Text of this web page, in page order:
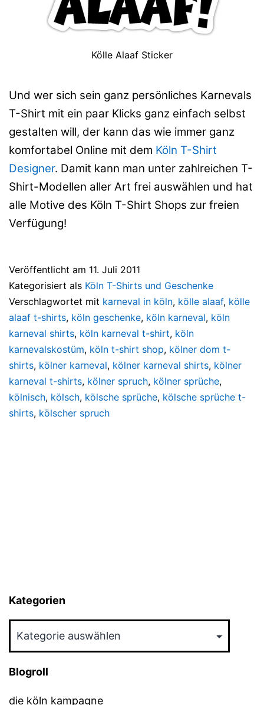
Kölle Alaaf Sticker
Und wer sich sein ganz persönliches Karnevals
T-Shirt mit ein paar Klicks ganz einfach selbst
gestalten will, der kann das wie immer ganz
komfortabel Online mit dem Köln T-Shirt
Designer. Damit kann man unter zahlreichen T-
Shirt-Modellen aller Art frei auswählen und hat
alle Motive des Köln T-Shirt Shops zur freien
Verfügung!
Veröffentlicht am 11. Juli 2011
Kategorisiert als Köln T-Shirts und Geschenke
Verschlagwortet mit karneval in köln, kölle alaaf, kölle
alaaf t-shirts, köln geschenke, köln karneval, köln
karneval shirts, köln karneval t-shirt, köln
karnevalskostüm, köln t-shirt shop, kölner dom t-
shirts, kölner karneval, kölner karneval shirts, kölner
karneval t-shirts, kölner spruch, kölner sprüche,
kölnisch, kölsch, kölsche sprüche, kölsche sprüche t-
shirts, kölscher spruch
Kategorien
Blogroll
die köln kampagne